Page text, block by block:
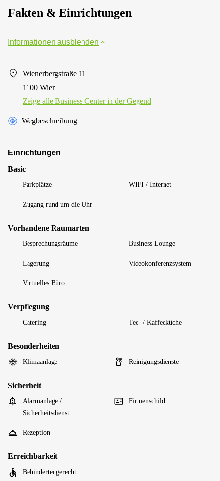
Fakten & Einrichtungen
Informationen ausblenden
Wienerbergstraße 11
1100 Wien
Zeige alle Business Center in der Gegend
Wegbeschreibung
Einrichtungen
Basic
Parkplätze WIFI / Internet
Zugang rund um die Uhr
Vorhandene Raumarten
Besprechungsräume Business Lounge
Lagerung Videokonferenzsystem
Virtuelles Büro
Verpflegung
Catering Tee- / Kaffeeküche
Besonderheiten
Klimaanlage Reinigungsdienste
Sicherheit
Alarmanlage /
Sicherheitsdienst
Firmenschild
Rezeption
Erreichbarkeit
Behindertengerecht